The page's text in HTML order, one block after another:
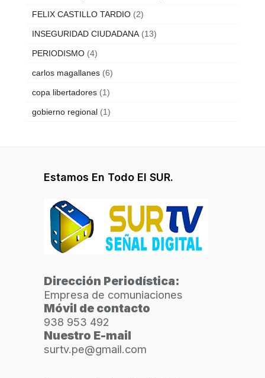
FELIX CASTILLO TARDIO (2)
INSEGURIDAD CIUDADANA (13)
PERIODISMO (4)
carlos magallanes (6)
copa libertadores (1)
gobierno regional (1)
Estamos En Todo El SUR.
Dirección Periodística:
Empresa de comuniaciones
Móvil de contacto
938 953 492
Nuestro E-mail
surtv.pe@gmail.com